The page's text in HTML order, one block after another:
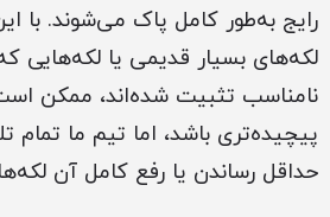
رایج به‌طور کامل پاک می‌شوند. با
لکه‌های بسیار قدیمی یا لکه‌هایی
نامناسب تثبیت شده‌اند، ممکن است
پیچیده‌تری باشد، اما تیم ما تمام
حداقل رساندن یا رفع کامل آن